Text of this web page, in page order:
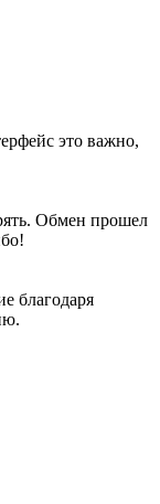
это важно,
Обмен прошел
благодаря